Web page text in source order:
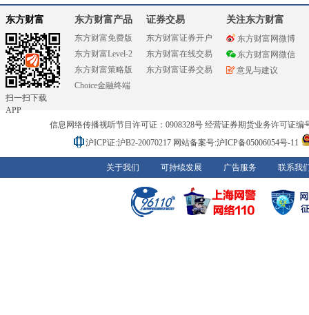
东方财富
扫一扫下载
APP
东方财富产品
东方财富免费版
东方财富Level-2
东方财富策略版
Choice金融终端
证券交易
东方财富证券开户
东方财富在线交易
东方财富证券交易
关注东方财富
东方财富网微博
东方财富网微信
意见与建议
信息网络传播视听节目许可证：0908328号 经营证券期货业务许可证编
沪ICP证:沪B2-20070217 网站备案号:沪ICP备05006054号-11
关于我们 可持续发展 广告服务 联系我